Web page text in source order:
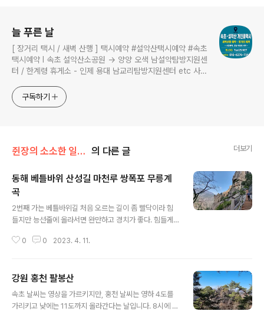
늘 푸른 날
[ 장거리 택시 / 새벽 산행 ] 택시예약 #설악산택시예약 #속초
택시예약 I 속초 설악산소공원 → 양양 오색 남설악탐방지원센
터 / 한계령 휴게소 - 인제 용대 남교리탐방지원센터 etc 사전
구독하기
쥔장의 소소한 일상/산오르기 의 다른 글 더보기
동해 베틀바위 산성길 마천루 쌍폭포 무릉계
곡
2번째 가는 베틀바위길 처음 오르는 길이 좀 빨닥이라 힘
들지만 능선줄에 올라서면 완만하고 경치가 좋다. 힘들게
는 이름만큼이나 경이롭다. 한국의 장가계라 할만한 경치
0 0 2023. 4. 11.
강원 홍천 팔봉산
속초 날씨는 영상을 가르키지만, 홍천 날씨는 영하 4도를
가리키고 낮에는 11도까지 올라간다는 날입니다. 8시에 속